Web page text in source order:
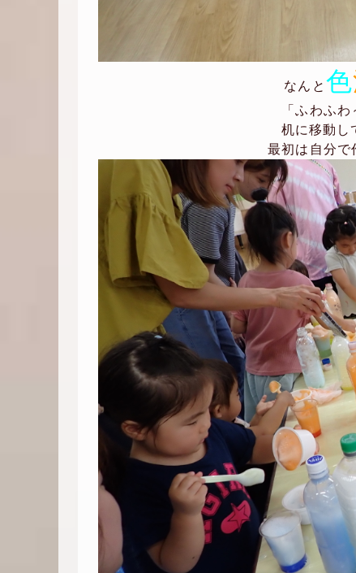
なんと 色
「ふわふ
机に移動し
最初は自分で